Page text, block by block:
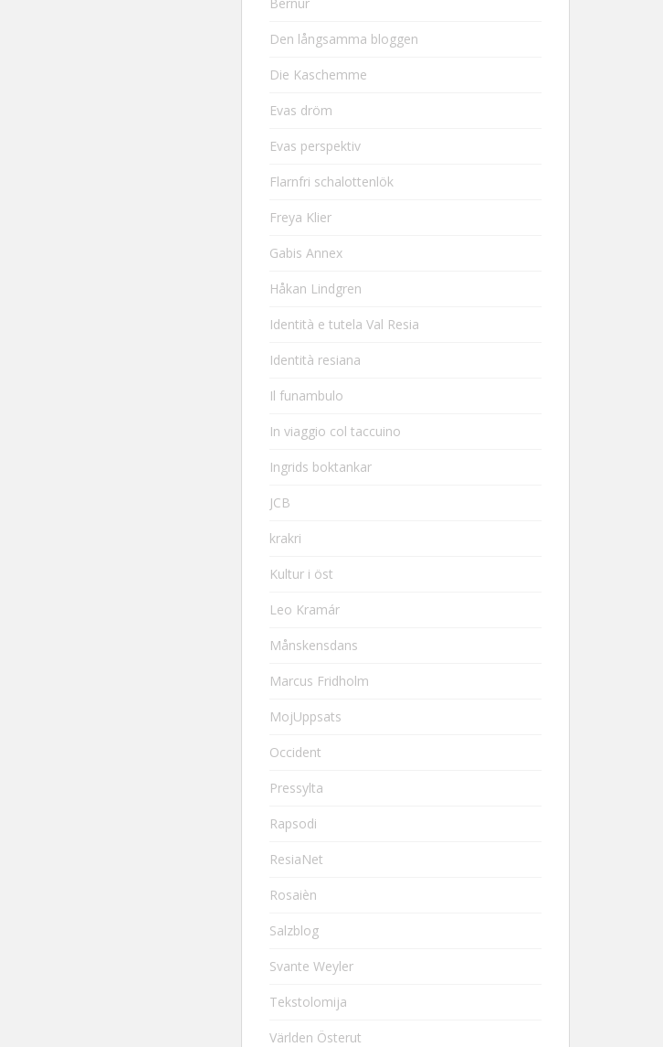
Den långsamma bloggen
Die Kaschemme
Evas dröm
Evas perspektiv
Flarnfri schalottenlök
Freya Klier
Gabis Annex
Håkan Lindgren
Identità e tutela Val Resia
Identità resiana
Il funambulo
In viaggio col taccuino
Ingrids boktankar
JCB
krakri
Kultur i öst
Leo Kramár
Månskensdans
Marcus Fridholm
MojUppsats
Occident
Pressylta
Rapsodi
ResiaNet
Rosaièn
Salzblog
Svante Weyler
Tekstolomija
Världen Österut